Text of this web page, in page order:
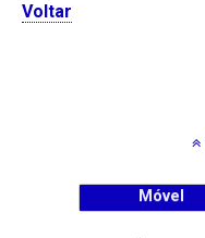
Voltar
Móvel